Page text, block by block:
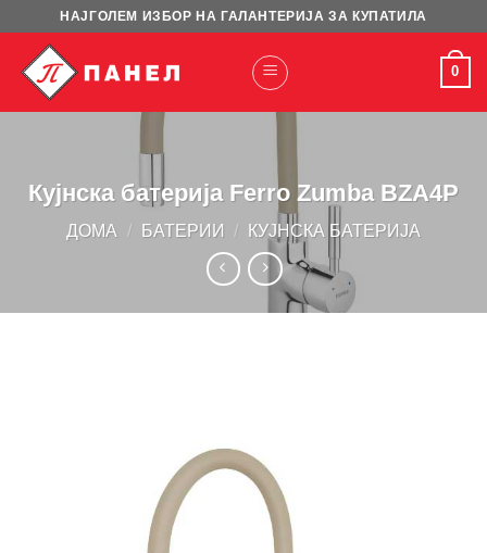
content
НАЈГОЛЕМ ИЗБОР НА ГАЛАНТЕРИЈА ЗА КУПАТИЛА
0
Кујнска батерија Ferro Zumba BZA4P
ДОМА / БАТЕРИИ / КУЈНСКА БАТЕРИЈА